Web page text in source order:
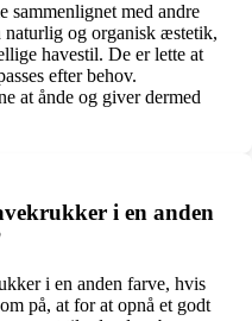
sammenlignet med andre
og organisk æstetik,
havestil. De er lette at
efter behov.
at ånde og giver dermed
i en anden
i en anden farve, hvis
på, at for at opnå et godt